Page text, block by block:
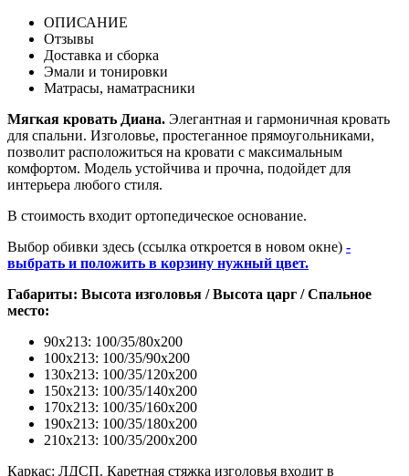
ОПИСАНИЕ
Отзывы
Доставка и сборка
Эмали и тонировки
Матрасы, наматрасники
Мягкая кровать Диана. Элегантная и гармоничная кровать
для спальни. Изголовье, простеганное прямоугольниками,
позволит расположиться на кровати с максимальным
комфортом. Модель устойчива и прочна, подойдет для
интерьера любого стиля.
В стоимость входит ортопедическое основание.
Выбор обивки здесь (ссылка откроется в новом окне) -
выбрать и положить в корзину нужный цвет.
Габариты: Высота изголовья / Высота царг / Cпальное
место:
90х213: 100/35/80х200
100х213: 100/35/90х200
130х213: 100/35/120х200
150х213: 100/35/140х200
170х213: 100/35/160х200
190х213: 100/35/180х200
210х213: 100/35/200х200
Каркас: ЛДСП. Каретная стяжка изголовья входит в